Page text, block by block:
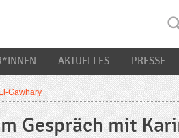
AKTUELLES PRESSE
Gawhary
Gespräch mit